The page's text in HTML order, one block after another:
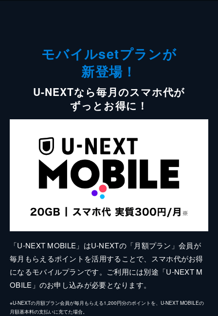
モバイルsetプランが
新登場！
U-NEXTなら毎月のスマホ代が
ずっとお得に！
「U-NEXT MOBILE」はU-NEXTの「月額プラン」会員が
毎月もらえるポイントを活用することで、スマホ代がお得
になるモバイルプランです。ご利用には別途「U-NEXT M
OBILE」のお申し込みが必要となります。
※U-NEXTの月額プラン会員が毎月もらえる1,200円分のポイントを、U-NEXT MOBILEの
月額基本料の支払いに充てた場合。